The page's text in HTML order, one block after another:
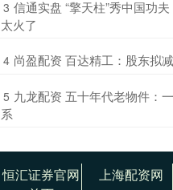
3 信通实盘 “擎天柱”秀中国功
太火了
4 尚盈配资 百达精工：股东拟
5 九龙配资 五十年代老物件：
系
恒汇证券官网
上海配资网